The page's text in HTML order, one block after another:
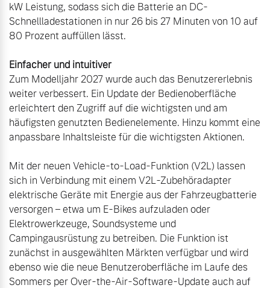
kW Leistung, sodass sich die Batterie an DC-
Schnellladestationen in nur 26 bis 27 Minuten von 10 auf
80 Prozent auffüllen lässt.
Zum Modelljahr 2027 wurde auch das Benutzererlebnis
weiter verbessert. Ein Update der Bedienoberfläche
erleichtert den Zugriff auf die wichtigsten und am
häufigsten genutzten Bedienelemente. Hinzu kommt eine
anpassbare Inhaltsleiste für die wichtigsten Aktionen.
Mit der neuen Vehicle-to-Load-Funktion (V2L) lassen
sich in Verbindung mit einem V2L-Zubehöradapter
elektrische Geräte mit Energie aus der Fahrzeugbatterie
versorgen – etwa um E-Bikes aufzuladen oder
Elektrowerkzeuge, Soundsysteme und
Campingausrüstung zu betreiben. Die Funktion ist
zunächst in ausgewählten Märkten verfügbar und wird
ebenso wie die neue Benutzeroberfläche im Laufe des
Sommers per Over-the-Air-Software-Update auch auf